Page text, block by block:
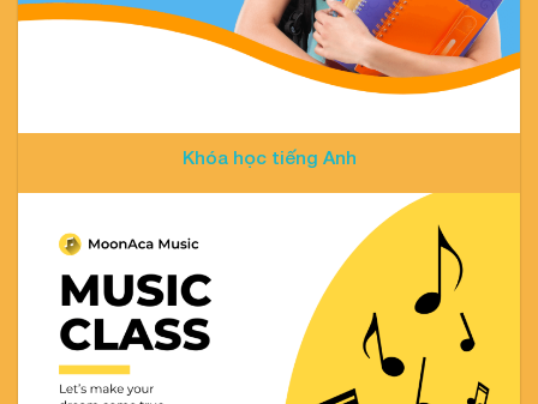
Khóa học tiếng Anh